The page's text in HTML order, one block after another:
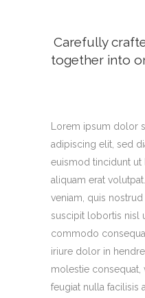
Carefully
together into
Lorem ipsum dolor
adipiscing elit, sed
euismod tincidunt
aliquam erat
veniam, quis
suscipit lobortis nisl
commodo
iriure dolor in
molestie
feugiat nulla facilisis